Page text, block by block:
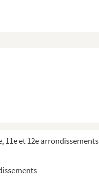
11e et 12e arrondissements